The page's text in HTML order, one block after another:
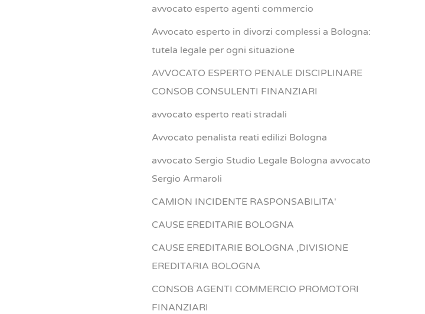
avvocato esperto agenti commercio
Avvocato esperto in divorzi complessi a Bologna:
tutela legale per ogni situazione
AVVOCATO ESPERTO PENALE DISCIPLINARE
CONSOB CONSULENTI FINANZIARI
avvocato esperto reati stradali
Avvocato penalista reati edilizi Bologna
avvocato Sergio Studio Legale Bologna avvocato
Sergio Armaroli
CAMION INCIDENTE RASPONSABILITA'
CAUSE EREDITARIE BOLOGNA
CAUSE EREDITARIE BOLOGNA ,DIVISIONE
EREDITARIA BOLOGNA
CONSOB AGENTI COMMERCIO PROMOTORI
FINANZIARI